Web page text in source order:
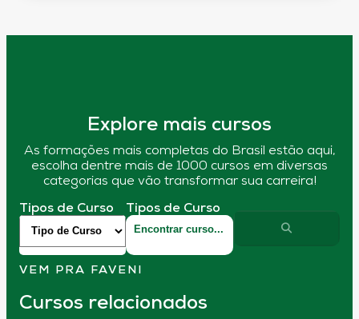
Explore mais cursos
As formações mais completas do Brasil estão aqui,
escolha dentre mais de 1000 cursos em diversas
categorias que vão transformar sua carreira!
Tipos de Curso Tipos de Curso
VEM PRA FAVENI
Cursos relacionados